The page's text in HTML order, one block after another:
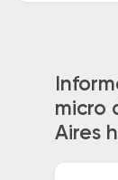
micro
Aires